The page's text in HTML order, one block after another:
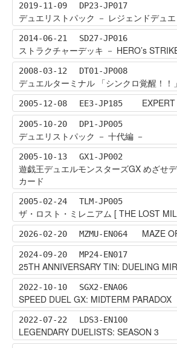
2019-11-09 DP23-JP017
デュエリストパック － レジェンドデュ
2014-06-21 SD27-JP016
ストラクチャーデッキ － HERO’s
2008-03-12 DT01-JP008
デュエルターミナル 「シンクロ覚醒！！」
2005-12-08 EE3-JP185
2005-10-20 DP1-JP005
デュエリストパック － 十代編 －
2005-10-13 GX1-JP002
遊戯王デュエルモンスターズGX めざせ
カード
2005-02-24 TLM-JP005
ザ・ロスト・ミレニアム [ THE LOST
2026-02-20 MZMU-EN064 MAZE
2024-09-20 MP24-EN017
25TH ANNIVERSARY TIN: DUELING
2022-10-10 SGX2-ENA06
SPEED DUEL GX: MIDTERM PARADOX
2022-07-22 LDS3-EN100
LEGENDARY DUELISTS: SEASON 3